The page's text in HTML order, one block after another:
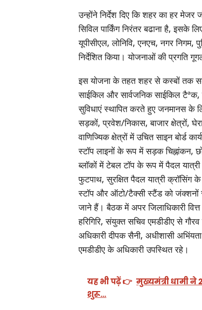
उन्होंने निर्देश दिए कि शहर का हर
सिविल पार्किंग निरंतर बढाना है, इसके
यूपीसीएल, लोनिवि, एनएच, नगर निगम,
निर्देशित किया। योजनाओं की प्रगति
इस योजना के तहत शहर से कस्बों तक
साईकिल और सार्वजनिक साईकिल टैªक,
सुविधाएं स्थापित करते हुए जनमानस के
सड़कों, प्रवेश/निकास, बाजार क्षेत्रों,
वाणिज्यिक क्षेत्रों में उचित साइन बोर्ड
स्टॉप लाइनों के रूप में सड़क चिह्नांकन,
ब्लॉकों में टेबल टॉप के रूप में पैदल यात्री
फुटपाथ, सुरक्षित पैदल यात्री क्रॉसिंग
स्टॉप और ऑटो/टैक्सी स्टैंड को जंक्शनों
जाने हैं। बैठक में अपर जिलाधिकारी
हरिगिरि, संयुक्त सचिव एमडीडीए से
अधिकारी दीपक सैनी, अधीशासी
एमडीडीए के अधिकारी उपस्थित रहे।
यह भी पढ़ें 👉 मुख्यमंत्री धामी ने
शुरू…